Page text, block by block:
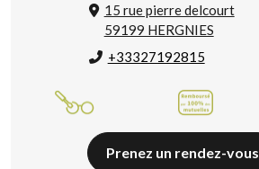
15 rue pierre delcourt
59199 HERGNIES
+33327192815
Prenez un rendez-vous